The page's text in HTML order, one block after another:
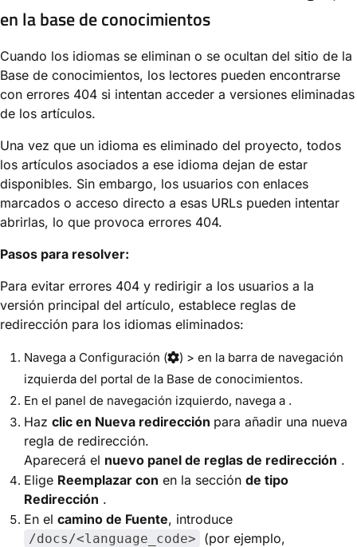
en la base de conocimientos
Cuando los idiomas se eliminan o se ocultan del sitio de la
Base de conocimientos, los lectores pueden encontrarse
con errores 404 si intentan acceder a versiones eliminadas
de los artículos.
Una vez que un idioma es eliminado del proyecto, todos
los artículos asociados a ese idioma dejan de estar
disponibles. Sin embargo, los usuarios con enlaces
marcados o acceso directo a esas URLs pueden intentar
abrirlas, lo que provoca errores 404.
Pasos para resolver:
Para evitar errores 404 y redirigir a los usuarios a la
versión principal del artículo, establece reglas de
redirección para los idiomas eliminados:
Navega a Configuración ( ) > en la barra de navegación
izquierda del portal de la Base de conocimientos.
En el panel de navegación izquierdo, navega a .
Haz clic en Nueva redirección para añadir una nueva
regla de redirección.
Aparecerá el nuevo panel de reglas de redirección .
Elige Reemplazar con en la sección de tipo
Redirección .
En el camino de Fuente, introduce
/docs/<language_code> (por ejemplo,